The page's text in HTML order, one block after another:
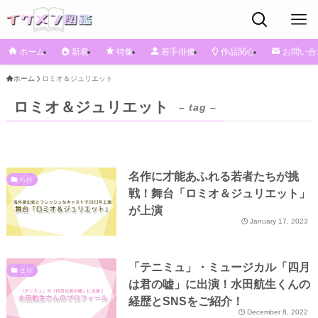
ホーム 新着 特集 若手俳優 作品関心 お問い
ホーム ロミオ＆ジュリエット
ロミオ＆ジュリエット – tag –
ら行
名作に才能あふれる若者たちが挑
戦！舞台「ロミオ＆ジュリエット」
が上演
January 17, 2023
ま行
「テニミュ」・ミュージカル「四月
は君の嘘」に出演！水田航生くんの
経歴とSNSをご紹介！
December 8, 2022